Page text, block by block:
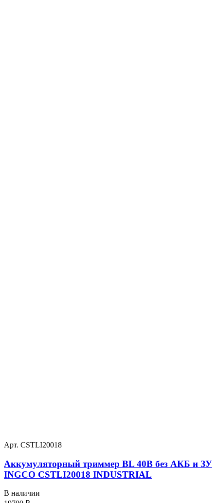
Арт. CSTLI20018
Аккумуляторный триммер BL 40В без АКБ и ЗУ
INGCO CSTLI20018 INDUSTRIAL
В наличии